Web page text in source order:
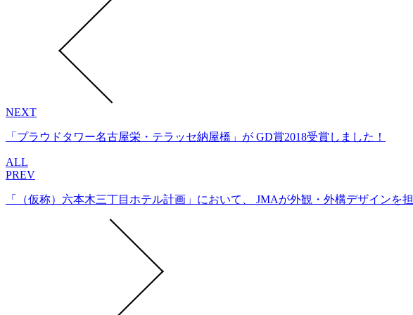
NEXT
「プラウドタワー名古屋栄・テラッセ納屋橋」が GD賞2018受賞しました！
ALL
PREV
「（仮称）六本木三丁目ホテル計画」において、 JMAが外観・外構デザインを